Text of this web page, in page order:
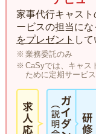
家事代行キャス
ービスの担当にな
をプレゼント して
業務委託のみ
CaSyでは、キャス
ために定期サービ